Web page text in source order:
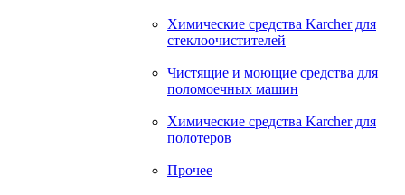
Химические средства Karcher для
стеклоочистителей
Чистящие и моющие средства для
поломоечных машин
Химические средства Karcher для
полотеров
Прочее